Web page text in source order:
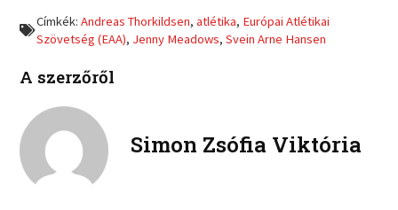
e
o
k
n
l
n
e
n
p
e
Címkék:Andreas Thorkildsen,atlétika, Európai Atlétikai
Szövetség (EAA), Jenny Meadows,Svein Arne Hansen
A szerzőről
Simon Zsófia Viktória